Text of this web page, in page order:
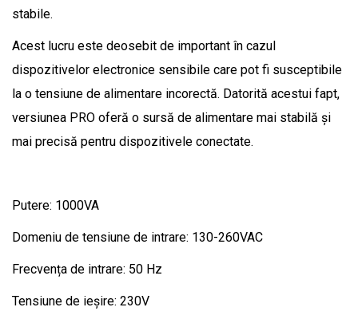
stabile.
Acest lucru este deosebit de important în cazul
dispozitivelor electronice sensibile care pot fi susceptibile
la o tensiune de alimentare incorectă. Datorită acestui fapt,
versiunea PRO oferă o sursă de alimentare mai stabilă și
mai precisă pentru dispozitivele conectate.
Putere: 1000VA
Domeniu de tensiune de intrare: 130-260VAC
Frecvența de intrare: 50 Hz
Tensiune de ieșire: 230V